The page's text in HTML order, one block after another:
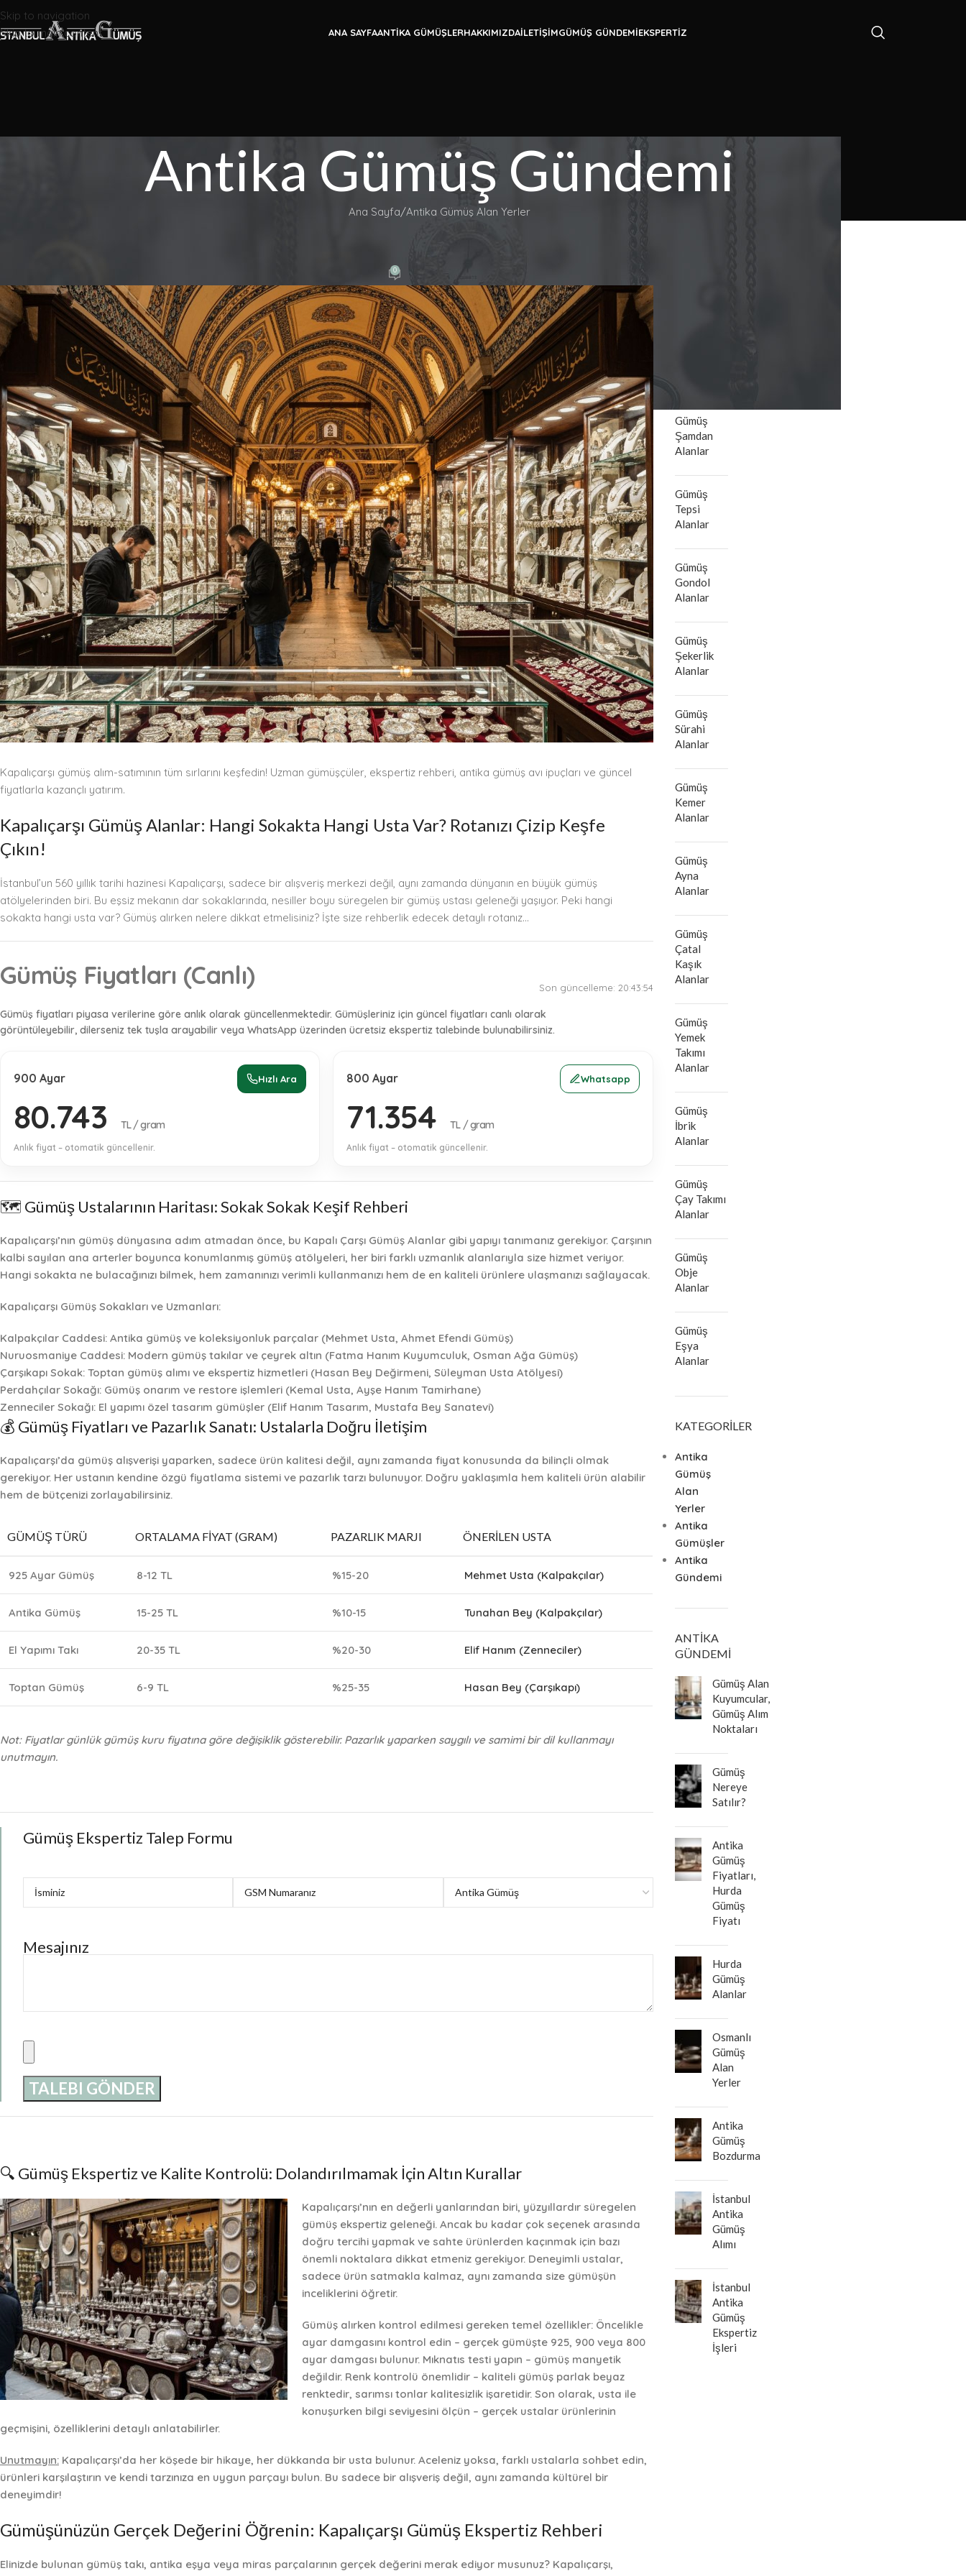
Skip to navigation
Skip to main content
ANA SAYFAANTIKA GÜMÜŞLERHAKKIMIZDAİLETIŞIMGÜMÜŞ GÜNDEMIEKSPERTIZ
Antika Gümüş Gündemi
Ana Sayfa Antika Gümüş Alan Yerler
0
Kapalıçarşı gümüş alım-satımının tüm sırlarını keşfedin! Uzman gümüşçüler, ekspertiz rehberi, antika gümüş avı ipuçları ve güncel
fiyatlarla kazançlı yatırım.
Kapalıçarşı Gümüş Alanlar: Hangi Sokakta Hangi Usta Var? Rotanızı Çizip Keşfe
Çıkın!
İstanbul’un 560 yıllık tarihi hazinesi Kapalıçarşı, sadece bir alışveriş merkezi değil, aynı zamanda dünyanın en büyük gümüş
atölyelerinden biri. Bu eşsiz mekanın dar sokaklarında, nesiller boyu süregelen bir gümüş ustası geleneği yaşıyor. Peki hangi
sokakta hangi usta var? Gümüş alırken nelere dikkat etmelisiniz? İşte size rehberlik edecek detaylı rotanız…
Gümüş Fiyatları (Canlı) Son güncelleme: 20:43:54
Gümüş fiyatları piyasa verilerine göre anlık olarak güncellenmektedir. Gümüşleriniz için güncel fiyatları canlı olarak
görüntüleyebilir, dilerseniz tek tuşla arayabilir veya WhatsApp üzerinden ücretsiz ekspertiz talebinde bulunabilirsiniz.
900 Ayar Hızlı Ara
80.743 TL / gram
Anlık fiyat – otomatik güncellenir.
800 Ayar Whatsapp
71.354 TL / gram
Anlık fiyat – otomatik güncellenir.
🗺️ Gümüş Ustalarının Haritası: Sokak Sokak Keşif Rehberi
Kapalıçarşı’nın gümüş dünyasına adım atmadan önce, bu Kapalı Çarşı Gümüş Alanlar gibi yapıyı tanımanız gerekiyor. Çarşının
kalbi sayılan ana arterler boyunca konumlanmış gümüş atölyeleri, her biri farklı uzmanlık alanlarıyla size hizmet veriyor.
Hangi sokakta ne bulacağınızı bilmek, hem zamanınızı verimli kullanmanızı hem de en kaliteli ürünlere ulaşmanızı sağlayacak.
Kapalıçarşı Gümüş Sokakları ve Uzmanları:
Kalpakçılar Caddesi: Antika gümüş ve koleksiyonluk parçalar (Mehmet Usta, Ahmet Efendi Gümüş)
Nuruosmaniye Caddesi: Modern gümüş takılar ve çeyrek altın (Fatma Hanım Kuyumculuk, Osman Ağa Gümüş)
Çarşıkapı Sokak: Toptan gümüş alımı ve ekspertiz hizmetleri (Hasan Bey Değirmeni, Süleyman Usta Atölyesi)
Perdahçılar Sokağı: Gümüş onarım ve restore işlemleri (Kemal Usta, Ayşe Hanım Tamirhane)
Zenneciler Sokağı: El yapımı özel tasarım gümüşler (Elif Hanım Tasarım, Mustafa Bey Sanatevi)
💰 Gümüş Fiyatları ve Pazarlık Sanatı: Ustalarla Doğru İletişim
Kapalıçarşı’da gümüş alışverişi yaparken, sadece ürün kalitesi değil, aynı zamanda fiyat konusunda da bilinçli olmak
gerekiyor. Her ustanın kendine özgü fiyatlama sistemi ve pazarlık tarzı bulunuyor. Doğru yaklaşımla hem kaliteli ürün alabilir
hem de bütçenizi zorlayabilirsiniz.
GÜMÜŞ TÜRÜ ORTALAMA FIYAT (GRAM) PAZARLIK MARJI ÖNERILEN USTA
925 Ayar Gümüş 8-12 TL %15-20 Mehmet Usta (Kalpakçılar)
Antika Gümüş 15-25 TL %10-15 Tunahan Bey (Kalpakçılar)
El Yapımı Takı 20-35 TL %20-30 Elif Hanım (Zenneciler)
Toptan Gümüş 6-9 TL %25-35 Hasan Bey (Çarşıkapı)
Not: Fiyatlar günlük gümüş kuru fiyatına göre değişiklik gösterebilir. Pazarlık yaparken saygılı ve samimi bir dil kullanmayı
unutmayın.
Gümüş Ekspertiz Talep Formu
Mesajınız
🔍 Gümüş Ekspertiz ve Kalite Kontrolü: Dolandırılmamak İçin Altın Kurallar
Kapalıçarşı’nın en değerli yanlarından biri, yüzyıllardır süregelen
gümüş ekspertiz geleneği. Ancak bu kadar çok seçenek arasında
doğru tercihi yapmak ve sahte ürünlerden kaçınmak için bazı
önemli noktalara dikkat etmeniz gerekiyor. Deneyimli ustalar,
sadece ürün satmakla kalmaz, aynı zamanda size gümüşün
inceliklerini öğretir.
Gümüş alırken kontrol edilmesi gereken temel özellikler: Öncelikle
ayar damgasını kontrol edin – gerçek gümüşte 925, 900 veya 800
ayar damgası bulunur. Mıknatıs testi yapın – gümüş manyetik
değildir. Renk kontrolü önemlidir – kaliteli gümüş parlak beyaz
renktedir, sarımsı tonlar kalitesizlik işaretidir. Son olarak, usta ile
konuşurken bilgi seviyesini ölçün – gerçek ustalar ürünlerinin
geçmişini, özelliklerini detaylı anlatabilirler.
Unutmayın: Kapalıçarşı’da her köşede bir hikaye, her dükkanda bir usta bulunur. Aceleniz yoksa, farklı ustalarla sohbet edin,
ürünleri karşılaştırın ve kendi tarzınıza en uygun parçayı bulun. Bu sadece bir alışveriş değil, aynı zamanda kültürel bir
deneyimdir!
Gümüşünüzün Gerçek Değerini Öğrenin: Kapalıçarşı Gümüş Ekspertiz Rehberi
Elinizde bulunan gümüş takı, antika eşya veya miras parçalarının gerçek değerini merak ediyor musunuz? Kapalıçarşı,
Gümüş
Şamdan
Alanlar
Gümüş
Tepsi
Alanlar
Gümüş
Gondol
Alanlar
Gümüş
Şekerlik
Alanlar
Gümüş
Sürahi
Alanlar
Gümüş
Kemer
Alanlar
Gümüş
Ayna
Alanlar
Gümüş
Çatal
Kaşık
Alanlar
Gümüş
Yemek
Takımı
Alanlar
Gümüş
İbrik
Alanlar
Gümüş
Çay Takımı
Alanlar
Gümüş
Obje
Alanlar
Gümüş
Eşya
Alanlar
KATEGORILER
Antika
Gümüş
Alan
Yerler
Antika
Gümüşler
Antika
Gündemi
ANTIKA
GÜNDEMI
Gümüş Alan
Kuyumcular,
Gümüş Alım
Noktaları
Gümüş
Nereye
Satılır?
Antika
Gümüş
Fiyatları,
Hurda
Gümüş
Fiyatı
Hurda
Gümüş
Alanlar
Osmanlı
Gümüş
Alan
Yerler
Antika
Gümüş
Bozdurma
İstanbul
Antika
Gümüş
Alımı
İstanbul
Antika
Gümüş
Ekspertiz
İşleri